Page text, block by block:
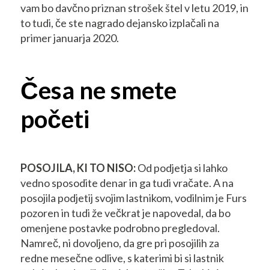
vam bo davčno priznan strošek štel v letu 2019, in
to tudi, če ste nagrado dejansko izplačali na
primer januarja 2020.
Česa ne smete
početi
POSOJILA, KI TO NISO:Od podjetja si lahko
vedno sposodite denar in ga tudi vračate. A na
posojila podjetij svojim lastnikom, vodilnim je Furs
pozoren in tudi že večkrat je napovedal, da bo
omenjene postavke podrobno pregledoval.
Namreč, ni dovoljeno, da gre pri posojilih za
redne mesečne odlive, s katerimi bi si lastnik